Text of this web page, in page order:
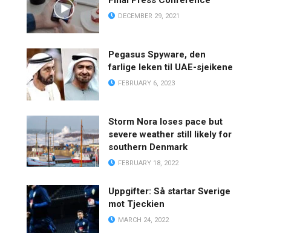
DECEMBER 29, 2021
Pegasus Spyware, den
farlige leken til UAE-sjeikene
FEBRUARY 6, 2023
Storm Nora loses pace but
severe weather still likely for
southern Denmark
FEBRUARY 18, 2022
Uppgifter: Så startar Sverige
mot Tjeckien
MARCH 24, 2022